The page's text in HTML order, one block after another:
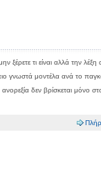
ξέρετε τι είναι αλλά την λέξη
γνωστά μοντέλα ανά το
δεν βρίσκεται μόνο